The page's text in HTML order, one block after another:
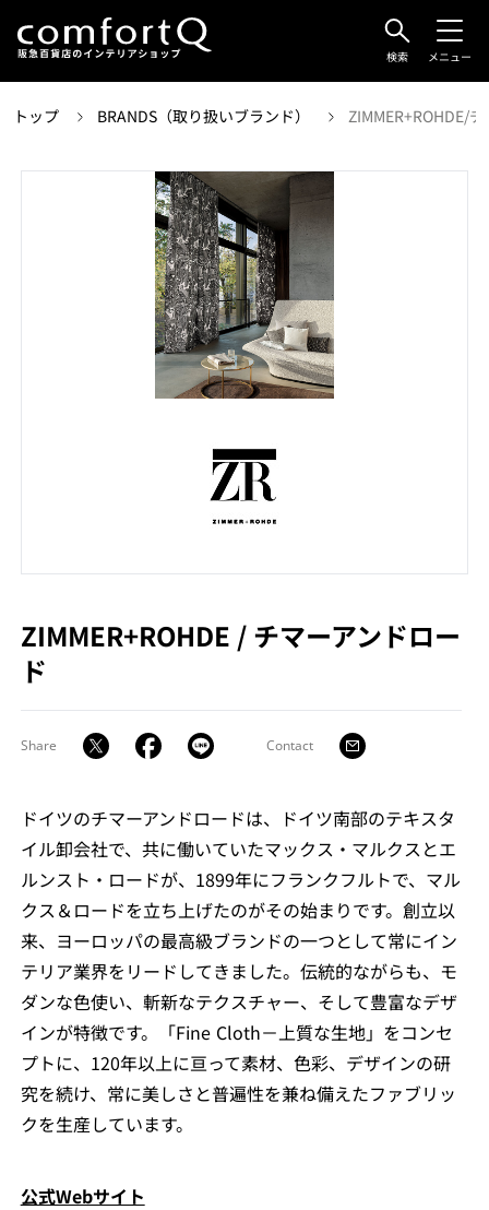
検索 メニュー
トップ BRANDS（取り扱いブランド） ZIMMER+ROHDE/
ZIMMER+ROHDE / チマーアンドロー
ド
Share Contact
ドイツのチマーアンドロードは、ドイツ南部のテキスタ
イル卸会社で、共に働いていたマックス・マルクスとエ
ルンスト・ロードが、1899年にフランクフルトで、マル
クス＆ロードを立ち上げたのがその始まりです。創立以
来、ヨーロッパの最高級ブランドの一つとして常にイン
テリア業界をリードしてきました。伝統的ながらも、モ
ダンな色使い、斬新なテクスチャー、そして豊富なデザ
インが特徴です。「Fine Cloth－上質な生地」をコンセ
プトに、120年以上に亘って素材、色彩、デザインの研
究を続け、常に美しさと普遍性を兼ね備えたファブリッ
クを生産しています。
公式Webサイト